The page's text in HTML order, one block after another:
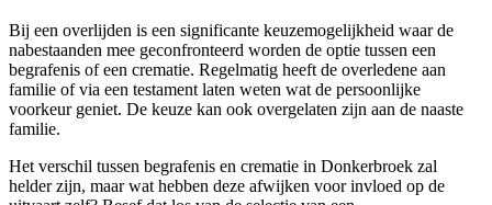
Bij een overlijden is een significante keuzemogelijkheid waar de
nabestaanden mee geconfronteerd worden de optie tussen een
begrafenis of een crematie. Regelmatig heeft de overledene aan
familie of via een testament laten weten wat de persoonlijke
voorkeur geniet. De keuze kan ook overgelaten zijn aan de naaste
familie.
Het verschil tussen begrafenis en crematie in Donkerbroek zal
helder zijn, maar wat hebben deze afwijken voor invloed op de